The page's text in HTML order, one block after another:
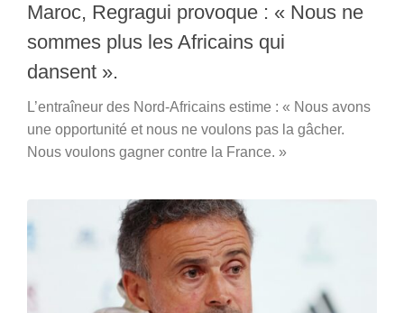
Maroc, Regragui provoque : « Nous ne
sommes plus les Africains qui
dansent ».
L’entraîneur des Nord-Africains estime : « Nous avons
une opportunité et nous ne voulons pas la gâcher.
Nous voulons gagner contre la France. »